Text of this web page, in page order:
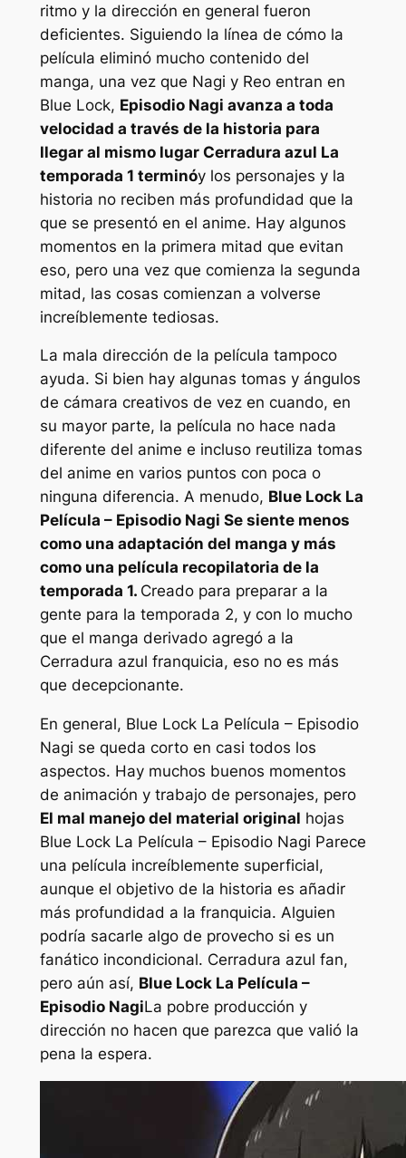
ritmo y la dirección en general fueron
deficientes. Siguiendo la línea de cómo la
película eliminó mucho contenido del
manga, una vez que Nagi y Reo entran en
Blue Lock, Episodio Nagi avanza a toda
velocidad a través de la historia para
llegar al mismo lugar Cerradura azul La
temporada 1 terminóy los personajes y la
historia no reciben más profundidad que la
que se presentó en el anime. Hay algunos
momentos en la primera mitad que evitan
eso, pero una vez que comienza la segunda
mitad, las cosas comienzan a volverse
increíblemente tediosas.
La mala dirección de la película tampoco
ayuda. Si bien hay algunas tomas y ángulos
de cámara creativos de vez en cuando, en
su mayor parte, la película no hace nada
diferente del anime e incluso reutiliza tomas
del anime en varios puntos con poca o
ninguna diferencia. A menudo, Blue Lock La
Película – Episodio Nagi Se siente menos
como una adaptación del manga y más
como una película recopilatoria de la
temporada 1. Creado para preparar a la
gente para la temporada 2, y con lo mucho
que el manga derivado agregó a la
Cerradura azul franquicia, eso no es más
que decepcionante.
En general, Blue Lock La Película – Episodio
Nagi se queda corto en casi todos los
aspectos. Hay muchos buenos momentos
de animación y trabajo de personajes, pero
El mal manejo del material original hojas
Blue Lock La Película – Episodio Nagi Parece
una película increíblemente superficial,
aunque el objetivo de la historia es añadir
más profundidad a la franquicia. Alguien
podría sacarle algo de provecho si es un
fanático incondicional. Cerradura azul fan,
pero aún así, Blue Lock La Película –
Episodio NagiLa pobre producción y
dirección no hacen que parezca que valió la
pena la espera.